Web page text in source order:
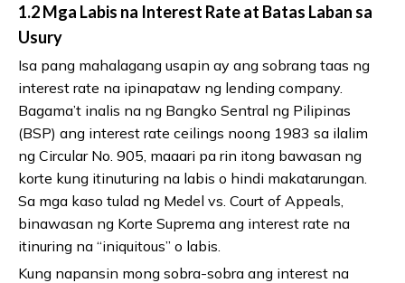
1.2 Mga Labis na Interest Rate at Batas Laban sa
Usury
Isa pang mahalagang usapin ay ang sobrang taas ng
interest rate na ipinapataw ng lending company.
Bagama’t inalis na ng Bangko Sentral ng Pilipinas
(BSP) ang interest rate ceilings noong 1983 sa ilalim
ng Circular No. 905, maaari pa rin itong bawasan ng
korte kung itinuturing na labis o hindi makatarungan.
Sa mga kaso tulad ng Medel vs. Court of Appeals,
binawasan ng Korte Suprema ang interest rate na
itinuring na “iniquitous” o labis.
Kung napansin mong sobra-sobra ang interest na